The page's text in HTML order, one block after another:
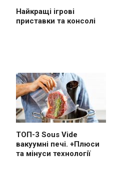
Найкращі ігрові
приставки та консолі
ТОП-3 Sous Vide
вакуумні печі. +Плюси
та мінуси технології